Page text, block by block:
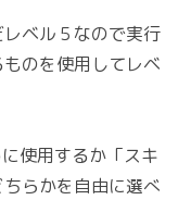
ベル５なので実行
のを使用してレベ
使用するか「スキ
らかを自由に選べ